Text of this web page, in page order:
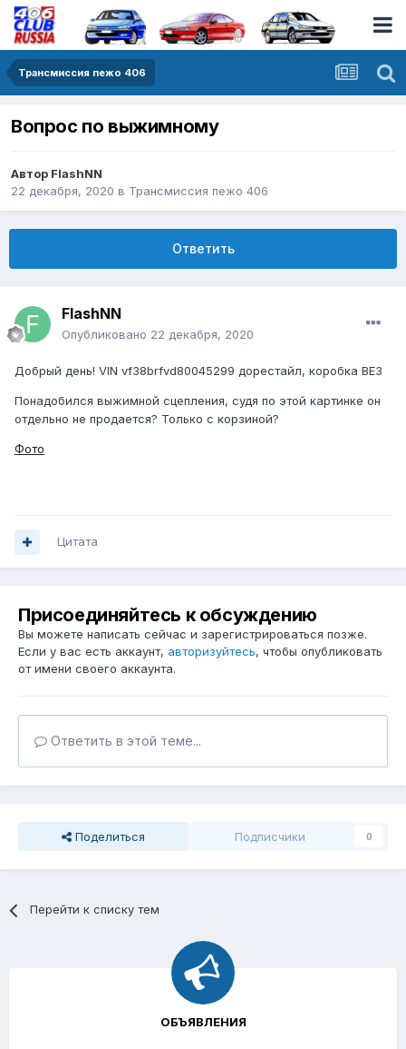
Трансмиссия пежо 406
Вопрос по выжимному
Автор FlashNN
22 декабря, 2020 в Трансмиссия пежо 406
Ответить
FlashNN
Опубликовано 22 декабря, 2020
Добрый день! VIN vf38brfvd80045299 дорестайл, коробка BE3
Понадобился выжимной сцепления, судя по этой картинке он
отдельно не продается? Только с корзиной?
Фото
Цитата
Присоединяйтесь к обсуждению
Вы можете написать сейчас и зарегистрироваться позже.
Если у вас есть аккаунт, авторизуйтесь, чтобы опубликовать
от имени своего аккаунта.
Ответить в этой теме...
Поделиться Подписчики 0
Перейти к списку тем
ОБЪЯВЛЕНИЯ